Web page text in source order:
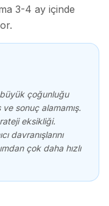
3-4 ay içinde
büyük çoğunluğu
sonuç alamamış.
eksikliği.
davranışlarını
çok daha hızlı